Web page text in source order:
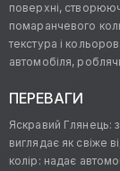
поверхні,
помаранчевого
текстура і
автомобіля,
ПЕРЕВАГИ
Яскравий Глянець:
виглядає як свіже
колір: надає